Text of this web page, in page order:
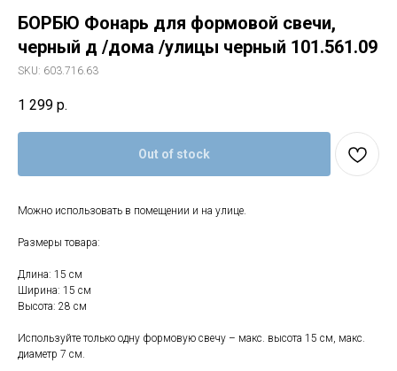
БОРБЮ Фонарь для формовой свечи,
черный д /дома /улицы черный 101.561.09
SKU: 603.716.63
1 299 р.
Out of stock
Можно использовать в помещении и на улице.
Размеры товара:
Длина: 15 см
Ширина: 15 см
Высота: 28 см
Используйте только одну формовую свечу – макс. высота 15 см, макс.
диаметр 7 см.
График работы:
с 10:00 до 22:00
г. Москва
ул. Поляны 8, ТЦ «ВИВА»